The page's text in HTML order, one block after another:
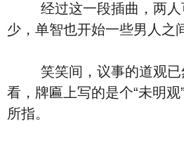
经过这一段插曲，两人
少，单智也开始一些男人之
笑笑间，议事的道观已
看，牌匾上写的是个“未明
所指。